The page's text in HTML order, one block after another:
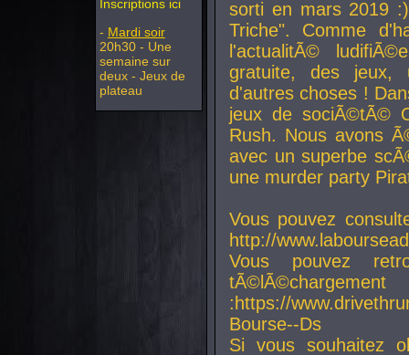
Inscriptions ici
- Mardi soir
20h30 - Une
semaine sur
deux - Jeux de
plateau
sorti en mars 2019
Triche". Comme
l'actualitÃ©
gratuite, des jeux,
d'autres choses !
jeux de sociÃ©tÃ©
Rush. Nous avons
avec un superbe
une murder party
Vous pouvez
http://
Vous pouvez
:https://
Bourse--Ds
Si vous souhaitez